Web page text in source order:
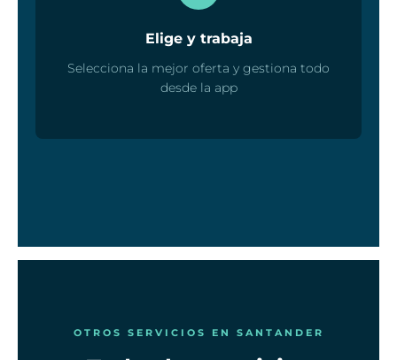
Elige y trabaja
Selecciona la mejor oferta y gestiona todo
desde la app
OTROS SERVICIOS EN SANTANDER